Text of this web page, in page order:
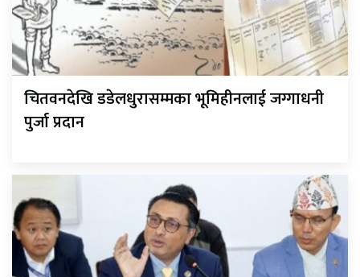
चितवनदेखि डडेलधुरासम्मका भूमिहीनलाई जग्गाधनी
पुर्जा प्रदान